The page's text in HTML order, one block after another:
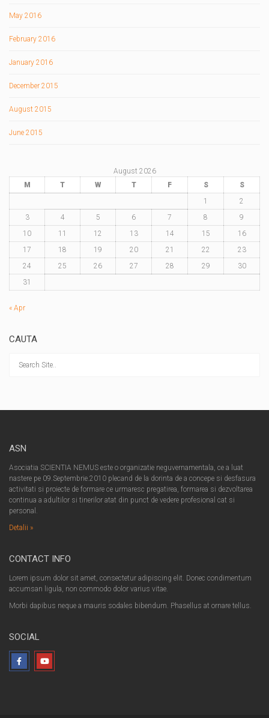
May 2016
February 2016
January 2016
December 2015
August 2015
June 2015
August 2026
M
T W T F S
S
1
2
3
4 5 6 7 8
9
10
11 12 13 14 15
16
17
18 19 20 21 22
23
24
25 26 27 28 29
30
31
« Apr
CAUTA
ASN
Asociatia SCIENTIA NEMUS este o organizatie neguvernamentala, ce a luat
nastere pe 09.Septembrie.2010 plecand de la dorinta de a concepe si desfasura
activitati si proiecte de formare ce urmaresc pregatirea, formarea si dezvoltarea
continua a adultilor si tinerilor atat din punct de vedere profesional cat si
personal.
Detalii »
CONTACT INFO
Lorem ipsum dolor sit amet, consectetur adipiscing elit. Donec condimentum
accumsan ligula, non commodo dolor varius vitae.
Morbi dapibus neque a mauris sodales bibendum. Phasellus at ornare tellus.
SOCIAL